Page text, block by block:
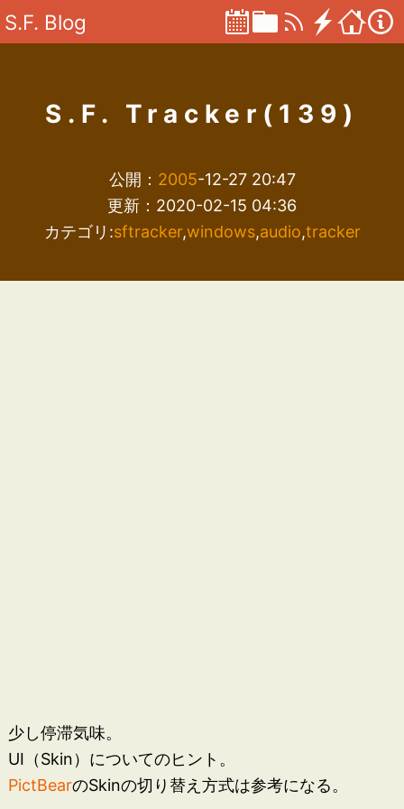
S.F. Blog
S.F. Tracker(139)
公開： 2005-12-27 20:47
更新：2020-02-15 04:36
カテゴリ:sftracker,windows,audio,tracker
少し停滞気味。
UI（Skin）についてのヒント。
PictBearのSkinの切り替え方式は参考になる。